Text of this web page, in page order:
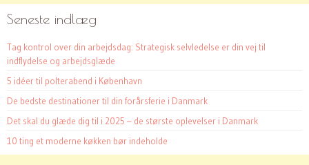
Seneste indlæg
Tag kontrol over din arbejdsdag: Strategisk selvledelse er din vej til
indflydelse og arbejdsglæde
5 idéer til polterabend i København
De bedste destinationer til din forårsferie i Danmark
Det skal du glæde dig til i 2025 – de største oplevelser i Danmark
10 ting et moderne køkken bør indeholde